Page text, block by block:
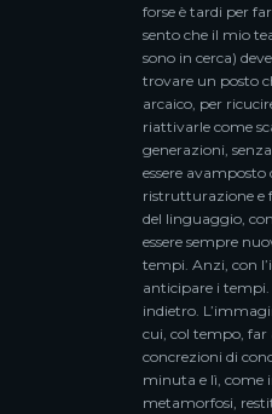
forse è tardi per
sento che il mio
sono in cerca)
trovare un posto
arcaico, per
riattivarle come
generazioni,
essere
ristrutturazione e
del linguaggio,
essere sempre
tempi. Anzi, con
anticipare i tempi.
indietro.
cui, col tempo, far
concrezioni di
minuta e lì, come
metamorfosi,